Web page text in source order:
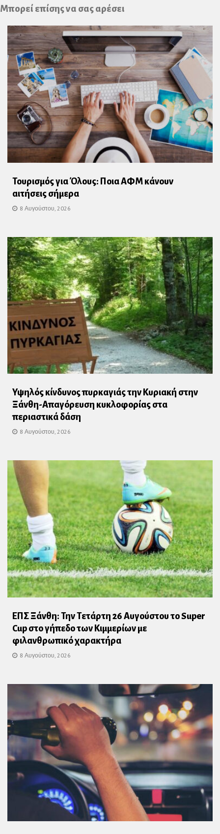
Plus
Μπορεί επίσης να σας αρέσει
Τουρισμός για Όλους: Ποια ΑΦΜ κάνουν
αιτήσεις σήμερα
8 Αυγούστου, 2026
Υψηλός κίνδυνος πυρκαγιάς την Κυριακή στην
Ξάνθη-Απαγόρευση κυκλοφορίας στα
περιαστικά δάση
8 Αυγούστου, 2026
ΕΠΣ Ξάνθη: Την Τετάρτη 26 Αυγούστου το Super
Cup στο γήπεδο των Κιμμερίων με
φιλανθρωπικό χαρακτήρα
8 Αυγούστου, 2026